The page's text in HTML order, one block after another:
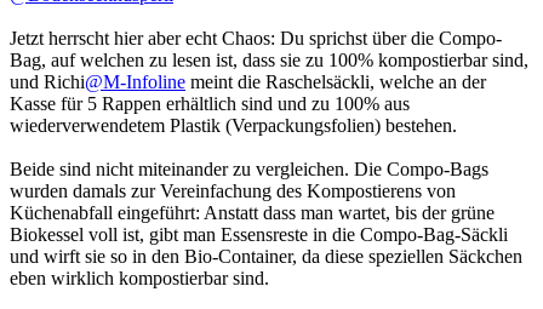
Jetzt herrscht hier aber echt Chaos: Du sprichst über die Compo-
Bag, auf welchen zu lesen ist, dass sie zu 100% kompostierbar sind,
und Richi@M-Infoline meint die Raschelsäckli, welche an der
Kasse für 5 Rappen erhältlich sind und zu 100% aus
wiederverwendetem Plastik (Verpackungsfolien) bestehen.
Beide sind nicht miteinander zu vergleichen. Die Compo-Bags
wurden damals zur Vereinfachung des Kompostierens von
Küchenabfall eingeführt: Anstatt dass man wartet, bis der grüne
Biokessel voll ist, gibt man Essensreste in die Compo-Bag-Säckli
und wirft sie so in den Bio-Container, da diese speziellen Säckchen
eben wirklich kompostierbar sind.